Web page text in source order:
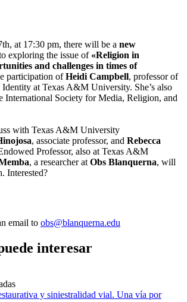
at 17:30 pm, there will be a new
exploring the issue of «Religion in
and challenges in times of
participation ofHeidi Campbell, professor of
at Texas A&M University. She’s also
International Society for Media, Religion, and
with Texas A&M University
, associate professor, and Rebecca
Professor, also at Texas A&M
, a researcher at Obs Blanquerna, will
Interested?
email to obs@blanquerna.edu
interesar
y siniestralidad vial. Una vía por